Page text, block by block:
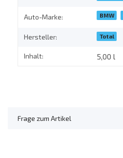
Auto-Marke: BMW
Hersteller: Total
Inhalt: 5,00 l
Frage zum Artikel